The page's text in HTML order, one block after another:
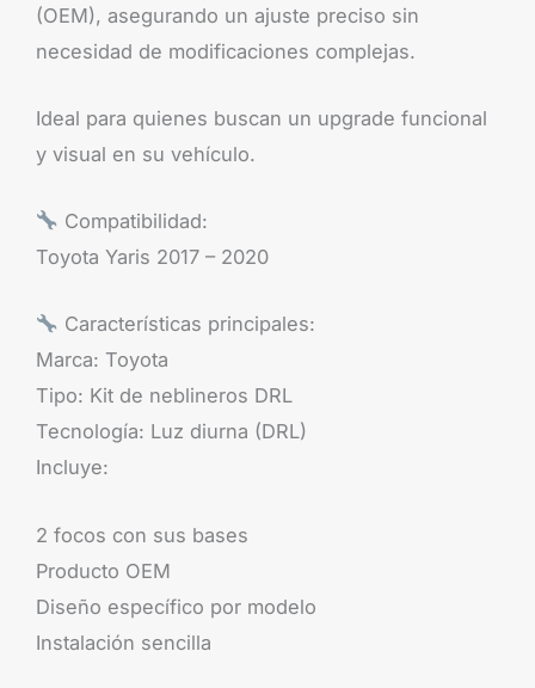
(OEM), asegurando un ajuste preciso sin
necesidad de modificaciones complejas.
Ideal para quienes buscan un upgrade funcional
y visual en su vehículo.
Compatibilidad:
Toyota Yaris 2017 – 2020
Características principales:
Marca: Toyota
Tipo: Kit de neblineros DRL
Tecnología: Luz diurna (DRL)
Incluye:
2 focos con sus bases
Producto OEM
Diseño específico por modelo
Instalación sencilla